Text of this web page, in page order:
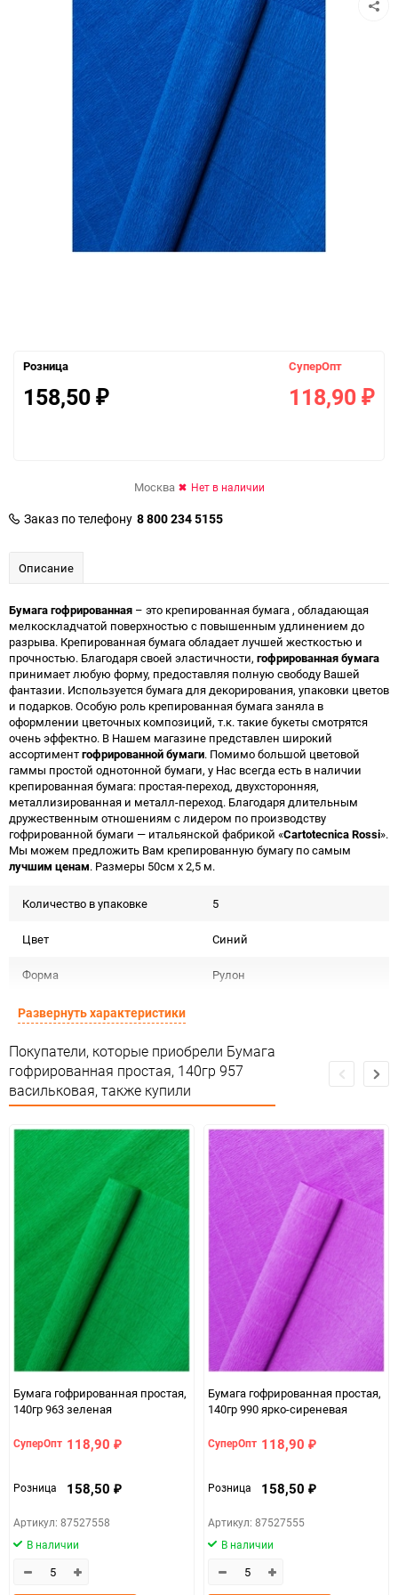
Розница
158,50 ₽
СуперОпт
118,90 ₽
Москва Нет в наличии
Заказ по телефону 8 800 234 5155
Описание
Бумага гофрированная – это крепированная бумага , обладающая
мелкоскладчатой поверхностью с повышенным удлинением до
разрыва. Крепированная бумага обладает лучшей жесткостью и
прочностью. Благодаря своей эластичности, гофрированная бумага
принимает любую форму, предоставляя полную свободу Вашей
фантазии. Используется бумага для декорирования, упаковки цветов
и подарков. Особую роль крепированная бумага заняла в
оформлении цветочных композиций, т.к. такие букеты смотрятся
очень эффектно. В Нашем магазине представлен широкий
ассортиментгофрированной бумаги. Помимо большой цветовой
гаммы простой однотонной бумаги, у Нас всегда есть в наличии
крепированная бумага: простая-переход, двухсторонняя,
металлизированная и металл-переход. Благодаря длительным
дружественным отношениям с лидером по производству
гофрированной бумаги — итальянской фабрикой «Cartotecnica Rossi».
Мы можем предложить Вам крепированную бумагу по самым
лучшим ценам. Размеры 50см х 2,5 м.
Количество в упаковке 5
Цвет Синий
Форма Рулон
Материал
Срок годности Срок годности не ограничен
Страна изготовителя Италия
Сертификация Не подлежит сертификации
Особые условия Темп. хранения: -20 до +35 С .
Минимальное количество 5
Количество в коробке
Единица измерения
ЦветНоменклатуры синий васильковый
Развернуть характеристики
Покупатели, которые приобрели Бумага
гофрированная простая, 140гр 957
васильковая, также купили
Бумага гофрированная простая,
140гр 963 зеленая
СуперОпт 118,90 ₽
Розница 158,50 ₽
Артикул: 87527558
В наличии
Бумага гофрированная простая,
140гр 990 ярко-сиреневая
СуперОпт 118,90 ₽
Розница 158,50 ₽
Артикул: 87527555
В наличии